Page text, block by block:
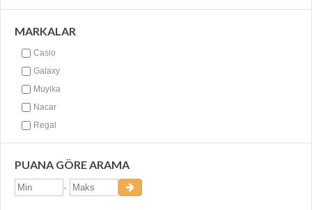
MARKALAR
Casio
Galaxy
Muyika
Nacar
Regal
PUANA GÖRE ARAMA
-